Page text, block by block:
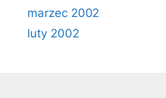
marzec 2002
luty 2002